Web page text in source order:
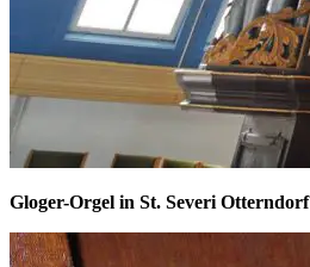
Gloger-Orgel in St. Severi Otterndorf